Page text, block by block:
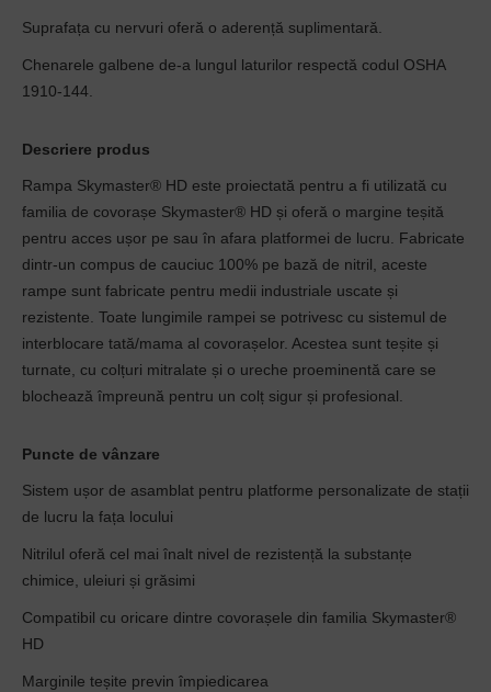
Suprafața cu nervuri oferă o aderență suplimentară.
Chenarele galbene de-a lungul laturilor respectă codul OSHA
1910-144.
Descriere produs
Rampa Skymaster® HD este proiectată pentru a fi utilizată cu
familia de covorașe Skymaster® HD și oferă o margine teșită
pentru acces ușor pe sau în afara platformei de lucru. Fabricate
dintr-un compus de cauciuc 100% pe bază de nitril, aceste
rampe sunt fabricate pentru medii industriale uscate și
rezistente. Toate lungimile rampei se potrivesc cu sistemul de
interblocare tată/mama al covorașelor. Acestea sunt teșite și
turnate, cu colțuri mitralate și o ureche proeminentă care se
blochează împreună pentru un colț sigur și profesional.
Puncte de vânzare
Sistem ușor de asamblat pentru platforme personalizate de stații
de lucru la fața locului
Nitrilul oferă cel mai înalt nivel de rezistență la substanțe
chimice, uleiuri și grăsimi
Compatibil cu oricare dintre covorașele din familia Skymaster®
HD
Marginile teșite previn împiedicarea